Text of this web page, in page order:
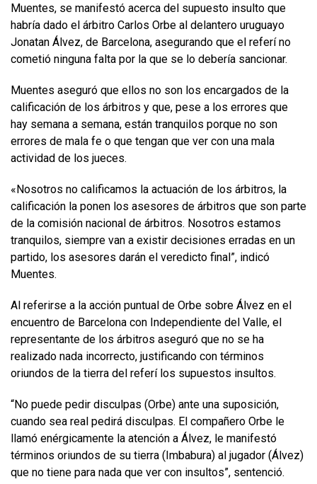
Muentes, se manifestó acerca del supuesto insulto que
habría dado el árbitro Carlos Orbe al delantero uruguayo
Jonatan Álvez, de Barcelona, asegurando que el referí no
cometió ninguna falta por la que se lo debería sancionar.
Muentes aseguró que ellos no son los encargados de la
calificación de los árbitros y que, pese a los errores que
hay semana a semana, están tranquilos porque no son
errores de mala fe o que tengan que ver con una mala
actividad de los jueces.
«Nosotros no calificamos la actuación de los árbitros, la
calificación la ponen los asesores de árbitros que son parte
de la comisión nacional de árbitros. Nosotros estamos
tranquilos, siempre van a existir decisiones erradas en un
partido, los asesores darán el veredicto final”, indicó
Muentes.
Al referirse a la acción puntual de Orbe sobre Álvez en el
encuentro de Barcelona con Independiente del Valle, el
representante de los árbitros aseguró que no se ha
realizado nada incorrecto, justificando con términos
oriundos de la tierra del referí los supuestos insultos.
“No puede pedir disculpas (Orbe) ante una suposición,
cuando sea real pedirá disculpas. El compañero Orbe le
llamó enérgicamente la atención a Álvez, le manifestó
términos oriundos de su tierra (Imbabura) al jugador (Álvez)
que no tiene para nada que ver con insultos”, sentenció.